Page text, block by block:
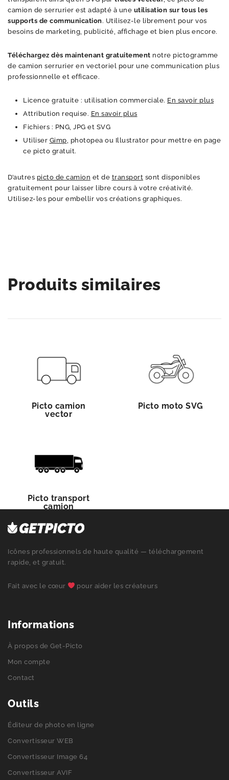
camion de serrurier est adapté à une utilisation sur tous les
supports de communication. Utilisez-le librement pour vos
besoins de marketing, publicité, affichage et bien plus encore.
Téléchargez dès maintenant gratuitement notre pictogramme
de camion serrurier en vectoriel pour une communication plus
professionnelle et efficace.
Licence gratuite : utilisation commerciale. En savoir plus
Attribution requise. En savoir plus
Fichiers : PNG, JPG et SVG
Utiliser Gimp, photopea ou Illustrator pour mettre en page
ce picto gratuit.
D’autres picto de camion et de transport sont disponibles
gratuitement pour laisser libre cours à votre créativité.
Utilisez-les pour embellir vos créations graphiques.
Produits similaires
Picto camion
vector
Picto moto SVG
Picto transport
camion
Icônes professionnels de haute qualité — téléchargement
rapide, et gratuit.
Fait avec le cœur pour aider les créateurs
Informations
À propos de Get-Picto
Mon compte
Contact
Outils
Éditeur de photo en ligne
Convertisseur WEB
Convertisseur Image 64
Convertisseur AVIF